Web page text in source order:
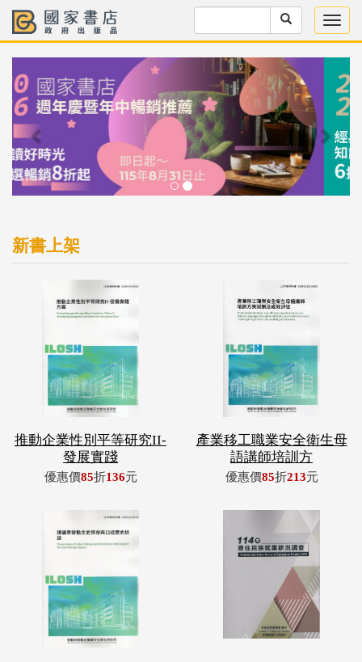
新書上架
推動企業性別平等研究II-
發展實踐
優惠價85折136元
產業移工職業安全衛生母
語講師培訓方
優惠價85折213元